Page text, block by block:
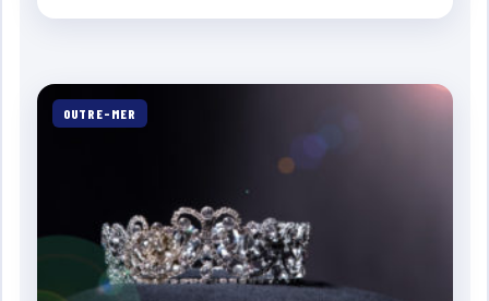
OUTRE-MER